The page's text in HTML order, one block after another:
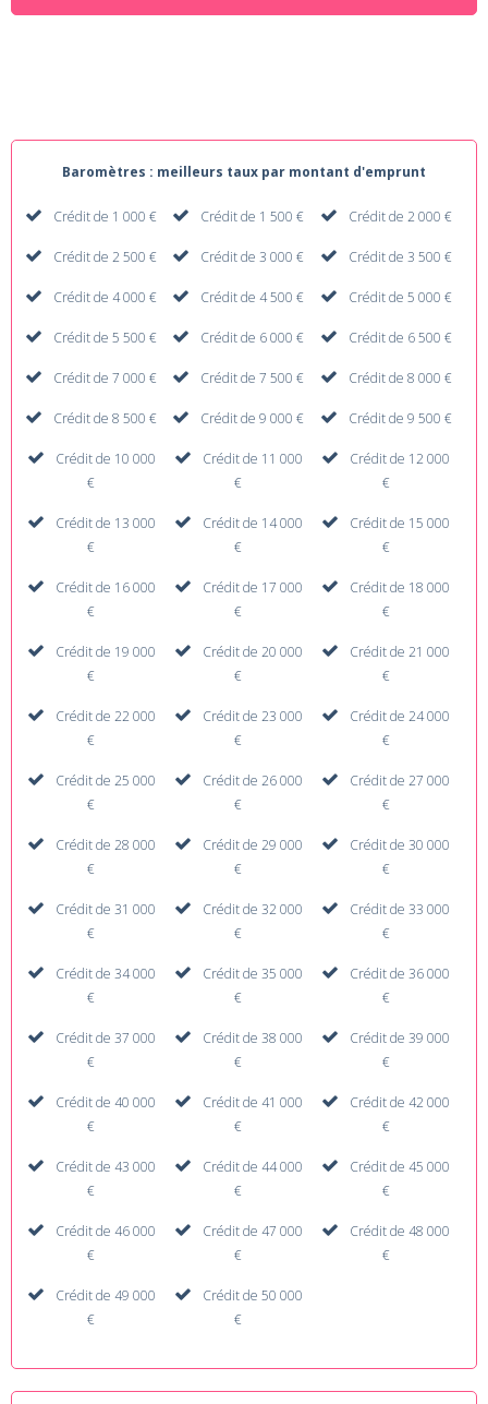
Baromètres : meilleurs taux par montant d'emprunt
Crédit de 1 000 € Crédit de 1 500 € Crédit de 2 000 €
Crédit de 2 500 € Crédit de 3 000 € Crédit de 3 500 €
Crédit de 4 000 € Crédit de 4 500 € Crédit de 5 000 €
Crédit de 5 500 € Crédit de 6 000 € Crédit de 6 500 €
Crédit de 7 000 € Crédit de 7 500 € Crédit de 8 000 €
Crédit de 8 500 € Crédit de 9 000 € Crédit de 9 500 €
Crédit de 10 000
€
Crédit de 11 000
€
Crédit de 12 000
€
Crédit de 13 000
€
Crédit de 14 000
€
Crédit de 15 000
€
Crédit de 16 000
€
Crédit de 17 000
€
Crédit de 18 000
€
Crédit de 19 000
€
Crédit de 20 000
€
Crédit de 21 000
€
Crédit de 22 000
€
Crédit de 23 000
€
Crédit de 24 000
€
Crédit de 25 000
€
Crédit de 26 000
€
Crédit de 27 000
€
Crédit de 28 000
€
Crédit de 29 000
€
Crédit de 30 000
€
Crédit de 31 000
€
Crédit de 32 000
€
Crédit de 33 000
€
Crédit de 34 000
€
Crédit de 35 000
€
Crédit de 36 000
€
Crédit de 37 000
€
Crédit de 38 000
€
Crédit de 39 000
€
Crédit de 40 000
€
Crédit de 41 000
€
Crédit de 42 000
€
Crédit de 43 000
€
Crédit de 44 000
€
Crédit de 45 000
€
Crédit de 46 000
€
Crédit de 47 000
€
Crédit de 48 000
€
Crédit de 49 000
€
Crédit de 50 000
€